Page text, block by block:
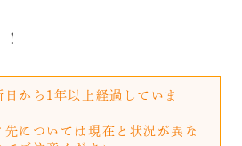
日から1年以上経過していま
については現在と状況が異な